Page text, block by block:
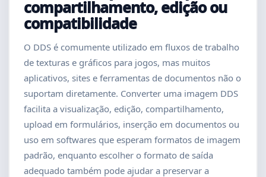
compartilhamento, edição ou
compatibilidade
O DDS é comumente utilizado em fluxos de trabalho
de texturas e gráficos para jogos, mas muitos
aplicativos, sites e ferramentas de documentos não o
suportam diretamente. Converter uma imagem DDS
facilita a visualização, edição, compartilhamento,
upload em formulários, inserção em documentos ou
uso em softwares que esperam formatos de imagem
padrão, enquanto escolher o formato de saída
adequado também pode ajudar a preservar a